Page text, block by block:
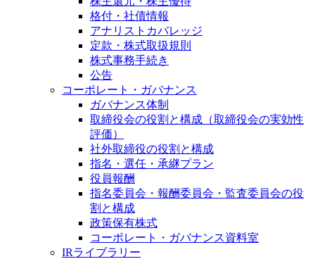
格付・社債情報
アナリストカバレッジ
定款・株式取扱規則
株式事務手続き
公告
コーポレート・ガバナンス
ガバナンス体制
取締役会の役割と構成（取締役会の実効性
評価）
社外取締役の役割と構成
指名・選任・承継プラン
役員報酬
指名委員会・報酬委員会・監査委員会の役
割と構成
政策保有株式
コーポレート・ガバナンス資料室
IRライブラリー